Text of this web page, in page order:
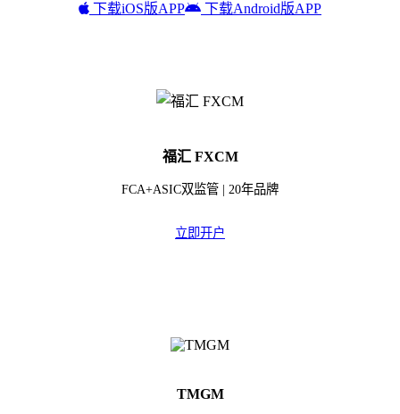
下载iOS版APP 下载Android版APP
福汇 FXCM
FCA+ASIC双监管 | 20年品牌
立即开户
TMGM